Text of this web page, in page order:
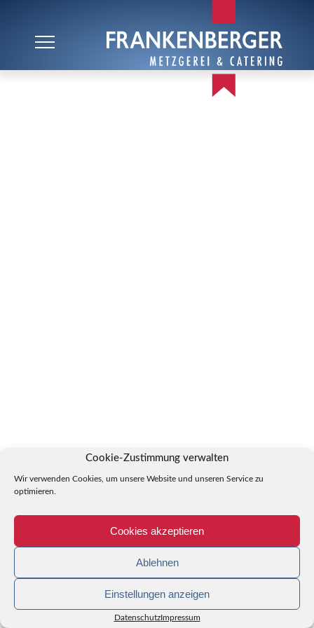
Cookie-Zustimmung verwalten
Wir verwenden Cookies, um unsere Website und unseren Service zu
optimieren.
Cookies akzeptieren
Ablehnen
Einstellungen anzeigen
DatenschutzImpressum